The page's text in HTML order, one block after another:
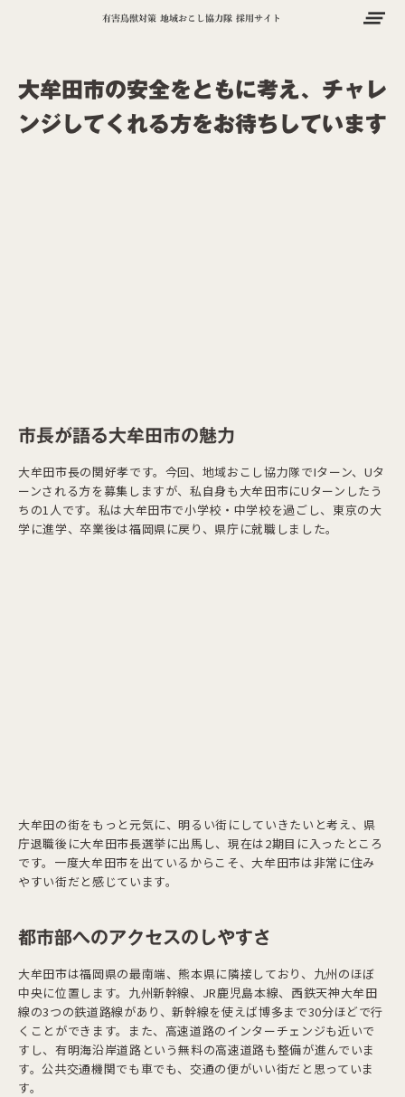
大牟田市の安全をともに考え、チャレ
ンジしてくれる方をお待ちしています
市長が語る大牟田市の魅力
大牟田市長の関好孝です。今回、地域おこし協力隊でIターン、Uタ
ーンされる方を募集しますが、私自身も大牟田市にUターンしたう
ちの1人です。私は大牟田市で小学校・中学校を過ごし、東京の大
学に進学、卒業後は福岡県に戻り、県庁に就職しました。
大牟田の街をもっと元気に、明るい街にしていきたいと考え、県
庁退職後に大牟田市長選挙に出馬し、現在は2期目に入ったところ
です。一度大牟田市を出ているからこそ、大牟田市は非常に住み
やすい街だと感じています。
都市部へのアクセスのしやすさ
大牟田市は福岡県の最南端、熊本県に隣接しており、九州のほぼ
中央に位置します。九州新幹線、JR鹿児島本線、西鉄天神大牟田
線の3つの鉄道路線があり、新幹線を使えば博多まで30分ほどで行
くことができます。また、高速道路のインターチェンジも近いで
すし、有明海沿岸道路という無料の高速道路も整備が進んでいま
す。公共交通機関でも車でも、交通の便がいい街だと思っていま
す。
有害鳥獣対策 地域おこし協力隊 採用サイト clear_all